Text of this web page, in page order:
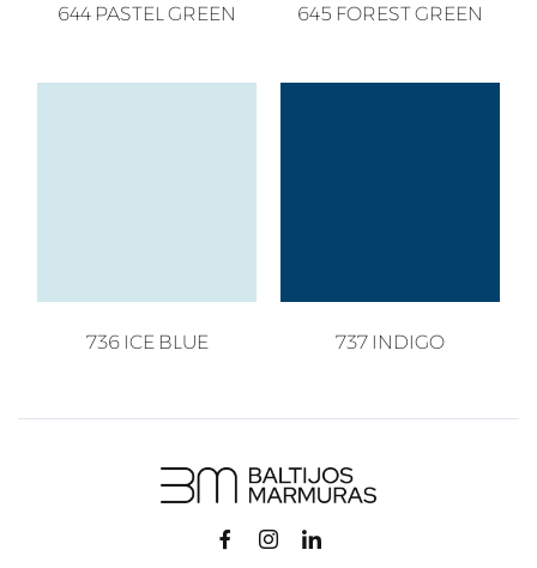
644 PASTEL GREEN 645 FOREST GREEN
736 ICE BLUE 737 INDIGO